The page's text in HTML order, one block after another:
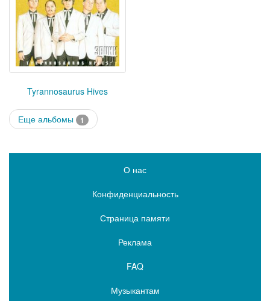
Tyrannosaurus Hives
Еще альбомы 1
О нас
Конфиденциальность
Страница памяти
Реклама
FAQ
Музыкантам